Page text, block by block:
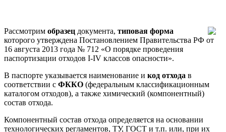
Рассмотрим образец документа, типовая форма
которого утверждена Постановлением Правительства РФ от
16 августа 2013 года № 712 «О порядке проведения
паспортизации отходов I-IV классов опасности».
В паспорте указывается наименование и код отхода в
соответствии с ФККО (федеральным классификационным
каталогом отходов), а также химический (компонентный)
состав отхода.
Компонентный состав отхода определяется на основании
технологических регламентов, ТУ, ГОСТ и т.п. или, при их